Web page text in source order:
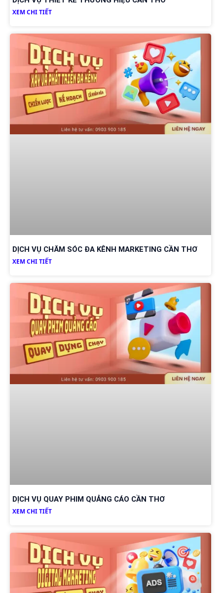
XEM CHI TIẾT
DỊCH VỤ CHĂM SÓC ĐA KÊNH MARKETING CẦN THƠ
XEM CHI TIẾT
DỊCH VỤ QUAY PHIM QUẢNG CÁO CẦN THƠ
XEM CHI TIẾT